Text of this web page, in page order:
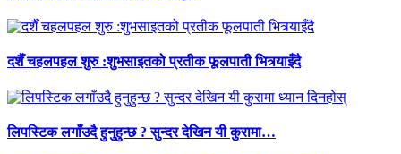
दशैँ चहलपहल शुरु :शुभसाइतको प्रतीक फूलपाती भित्र्याइँदै
लिपस्टिक लगाँउदै हुनुहुन्छ ? सुन्दर देखिन यी कुरामा…